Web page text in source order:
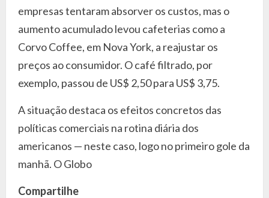
empresas tentaram absorver os custos, mas o
aumento acumulado levou cafeterias como a
Corvo Coffee, em Nova York, a reajustar os
preços ao consumidor. O café filtrado, por
exemplo, passou de US$ 2,50 para US$ 3,75.
A situação destaca os efeitos concretos das
políticas comerciais na rotina diária dos
americanos — neste caso, logo no primeiro gole da
manhã. O Globo
Compartilhe